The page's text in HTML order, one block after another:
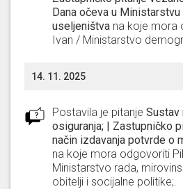
Dana očeva u
useljeništva na koje mora
Ivan / Ministarstvo
14. 11. 2025
Postavila je pitanje Sustav
osiguranja; | Zastupničko
način izdavanja potvrde o
na koje mora odgovoriti
Ministarstvo rada,
obitelji i socijalne politike;.